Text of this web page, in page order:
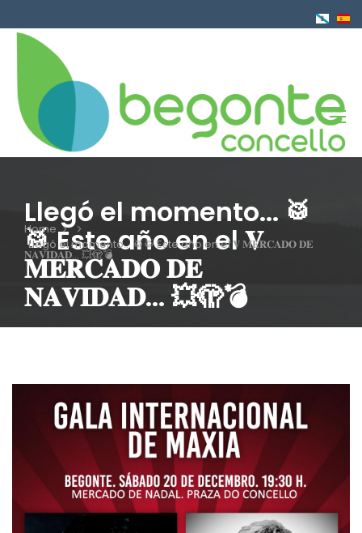
to
Breadcrumb
Home
Llegó el momento... 🥁🥁 Este año en el 𝐕 𝐌𝐄𝐑𝐂𝐀𝐃𝐎 𝐃𝐄
𝐍𝐀𝐕𝐈𝐃𝐀𝐃... 💥🫣💣
Llegó el momento... 🥁
🥁 Este año en el 𝐕
𝐌𝐄𝐑𝐂𝐀𝐃𝐎 𝐃𝐄
𝐍𝐀𝐕𝐈𝐃𝐀𝐃... 💥🫣💣